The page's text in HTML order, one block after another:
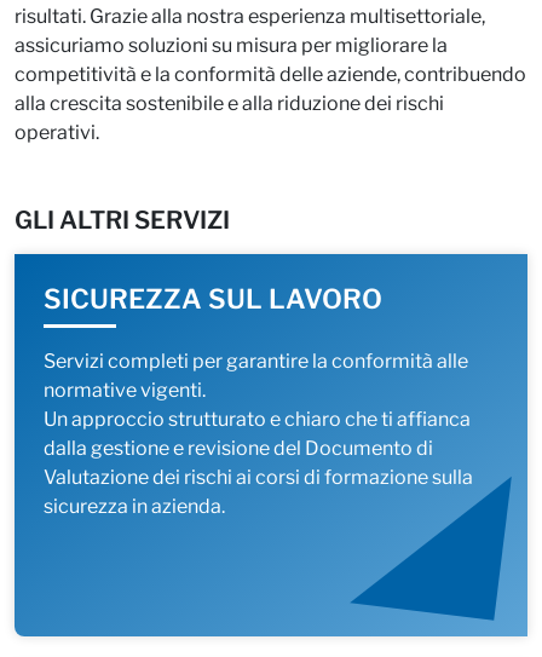
risultati. Grazie alla nostra esperienza multisettoriale,
assicuriamo soluzioni su misura per migliorare la
competitività e la conformità delle aziende, contribuendo
alla crescita sostenibile e alla riduzione dei rischi
operativi.
GLI ALTRI SERVIZI
SICUREZZA SUL LAVORO
Servizi completi per garantire la conformità alle
normative vigenti.
Un approccio strutturato e chiaro che ti affianca
dalla gestione e revisione del Documento di
Valutazione dei rischi ai corsi di formazione sulla
sicurezza in azienda.